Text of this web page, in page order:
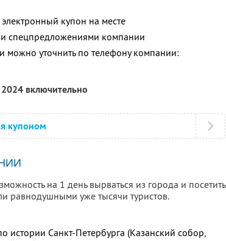
купон на месте
спецпредложениями компании
уточнить по телефону компании:
включительно
купоном
на 1 день вырваться из города и посетить
равнодушными уже тысячи туристов.
истории Санкт-Петербурга (Казанский собор,